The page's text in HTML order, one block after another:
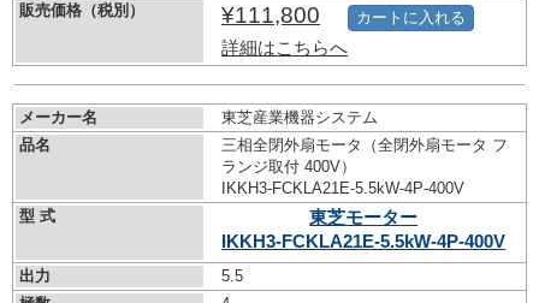
販売価格（税別）
¥111,800
詳細はこちらへ
カートに入れる
メーカー名
東芝産業機器システム
品名
三相全閉外扇モータ（全閉外扇モータ フ
ランジ取付 400V）
IKKH3-FCKLA21E-5.5kW-4P-400V
型 式
東芝モーター
IKKH3-FCKLA21E-5.5kW-4P-400V
出力
5.5